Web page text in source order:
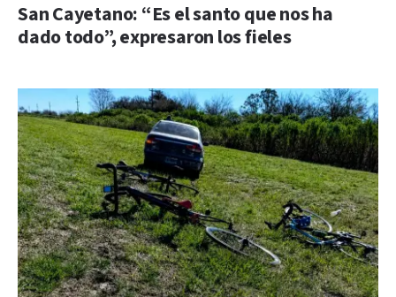
San Cayetano: “Es el santo que nos ha
dado todo”, expresaron los fieles